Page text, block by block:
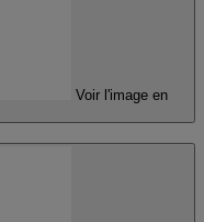
Voir l'image en